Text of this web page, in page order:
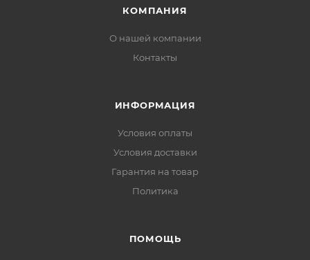
КОМПАНИЯ
О нашей компании
Контакты
ИНФОРМАЦИЯ
Условия оплаты
Условия доставки
Гарантия на товар
Политика
ПОМОЩЬ